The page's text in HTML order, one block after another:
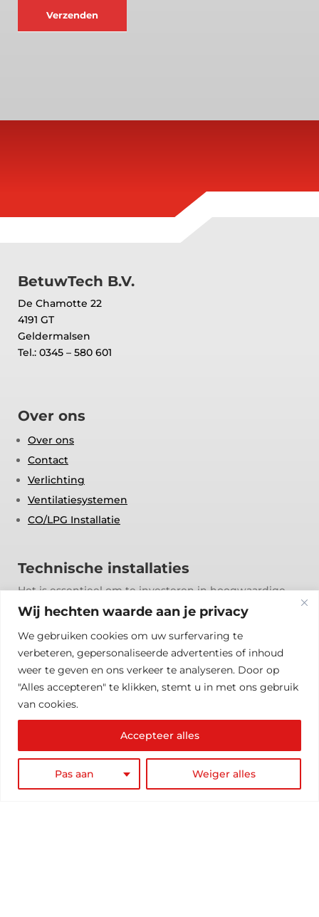
Wij hechten waarde aan je privacy
We gebruiken cookies om uw surfervaring te
verbeteren, gepersonaliseerde advertenties of inhoud
weer te geven en ons verkeer te analyseren. Door op
"Alles accepteren" te klikken, stemt u in met ons gebruik
van cookies.
Pas aan Weiger alles
Accepteer alles
Verzenden
BetuwTech B.V.
De Chamotte 22
4191 GT
Geldermalsen
Tel.: 0345 – 580 601
Over ons
Over ons
Contact
Verlichting
Ventilatiesystemen
CO/LPG Installatie
Technische installaties
Het is essentieel om te investeren in hoogwaardige
technische installaties voor ventilatiesystemen om zo
te zorgen voor een gezonde leefomgeving en een
optimaal comfortniveau. BetuwTech is uw partner
hierin.
Industriële Verlichting
energiezuinige en kosteneffectieve oplossing voor
bedrijven in verschillende industrieën. Door over te
stappen op LED-verlichting kunnen bedrijven niet
alleen geld besparen, maar ook bijdragen aan een